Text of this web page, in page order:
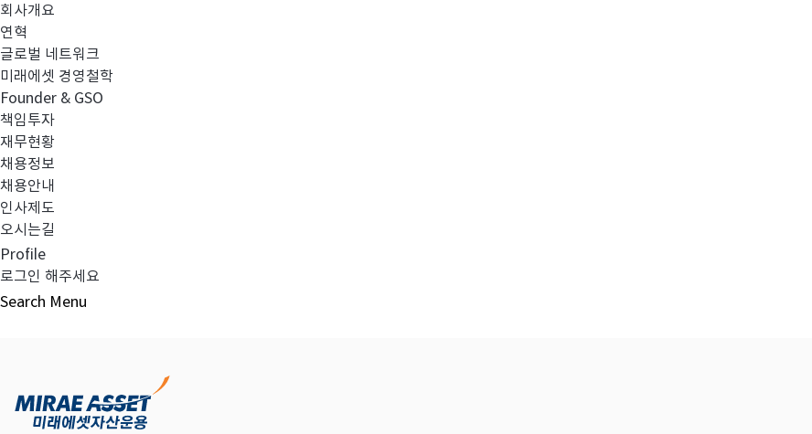
회사개요
연혁
글로벌 네트워크
미래에셋 경영철학
Founder & GSO
책임투자
재무현황
채용정보
채용안내
인사제도
오시는길
Profile
로그인 해주세요
Search Menu
이전글
다음글
목록보기